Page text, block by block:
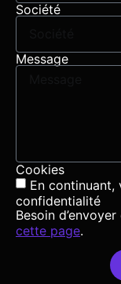
Société
Message
Cookies
En
confidentialité
Besoin
cette page.